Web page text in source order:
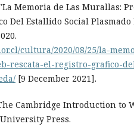
"La Memoria de Las Murallas:
Del Estallido Social Plasmado
cultura/2020/08/25/la-
rescata-el-registro-grafico-
[9 December 2021].
The Cambridge Introduction to
Press.